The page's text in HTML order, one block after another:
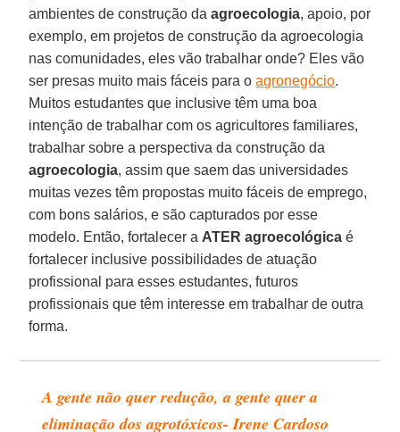
ambientes de construção daagroecologia, apoio, por
exemplo, em projetos de construção da agroecologia
nas comunidades, eles vão trabalhar onde? Eles vão
ser presas muito mais fáceis para oagronegócio.
Muitos estudantes que inclusive têm uma boa
intenção de trabalhar com os agricultores familiares,
trabalhar sobre a perspectiva da construção da
agroecologia, assim que saem das universidades
muitas vezes têm propostas muito fáceis de emprego,
com bons salários, e são capturados por esse
modelo. Então, fortalecer a ATER agroecológica é
fortalecer inclusive possibilidades de atuação
profissional para esses estudantes, futuros
profissionais que têm interesse em trabalhar de outra
forma.
A gente não quer redução, a gente quer a
eliminação dos agrotóxicos- Irene Cardoso